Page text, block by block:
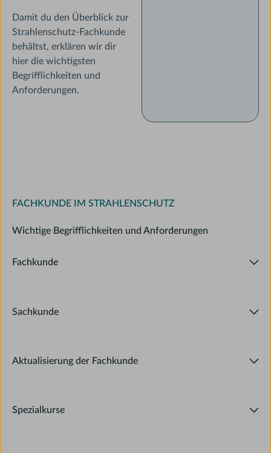
Damit du den Überblick zur
Strahlenschutz-Fachkunde
behältst, erklären wir dir
hier die wichtigsten
Begrifflichkeiten und
Anforderungen.
FACHKUNDE IM STRAHLENSCHUTZ
Wichtige Begrifflichkeiten und Anforderungen
Fachkunde
Sachkunde
Aktualisierung der Fachkunde
Spezialkurse